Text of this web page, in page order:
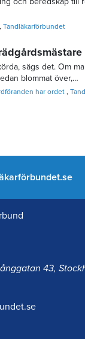
Tandläkarförbundet
sägs det. Om
blommat över,…
har ordet
43,